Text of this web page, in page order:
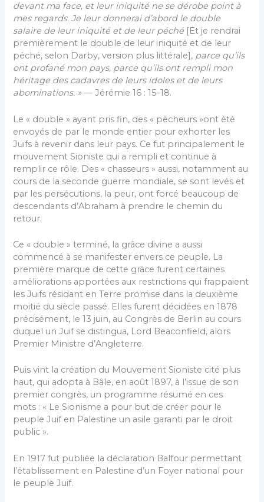
devant ma face, et leur iniquité ne se dérobe point à
mes regards. Je leur donnerai d’abord le double
salaire de leur iniquité et de leur péché[Et je rendrai
premièrement le double de leur iniquité et de leur
péché, selon Darby, version plus littérale], parce qu’ils
ont profané mon pays, parce qu’ils ont rempli mon
héritage des cadavres de leurs idoles et de leurs
abominations. »— Jérémie 16 : 15-18.
Le « double » ayant pris fin, des « pêcheurs »ont été
envoyés de par le monde entier pour exhorter les
Juifs à revenir dans leur pays. Ce fut principalement le
mouvement Sioniste qui a rempli et continue à
remplir ce rôle. Des « chasseurs » aussi, notamment au
cours de la seconde guerre mondiale, se sont levés et
par les persécutions, la peur, ont forcé beaucoup de
descendants d’Abraham à prendre le chemin du
retour.
Ce « double » terminé, la grâce divine a aussi
commencé à se manifester envers ce peuple. La
première marque de cette grâce furent certaines
améliorations apportées aux restrictions qui frappaient
les Juifs résidant en Terre promise dans la deuxième
moitié du siècle passé. Elles furent décidées en 1878
précisément, le 13 juin, au Congrès de Berlin au cours
duquel un Juif se distingua, Lord Beaconfield, alors
Premier Ministre d’Angleterre.
Puis vint la création du Mouvement Sioniste cité plus
haut, qui adopta à Bâle, en août 1897, à l’issue de son
premier congrès, un programme résumé en ces
mots : « Le Sionisme a pour but de créer pour le
peuple Juif en Palestine un asile garanti par le droit
public ».
En 1917 fut publiée la déclaration Balfour permettant
l’établissement en Palestine d’un Foyer national pour
le peuple Juif.